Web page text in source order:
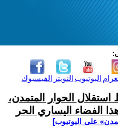
الفيسبوك التويتر اليوتيوب
استقلال الحوار المتمدن،
الفضاء اليساري الحر
على اليوتيوب]